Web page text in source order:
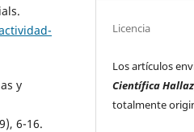
y
6-16.
Licencia
Los artículos
Científica
totalmente